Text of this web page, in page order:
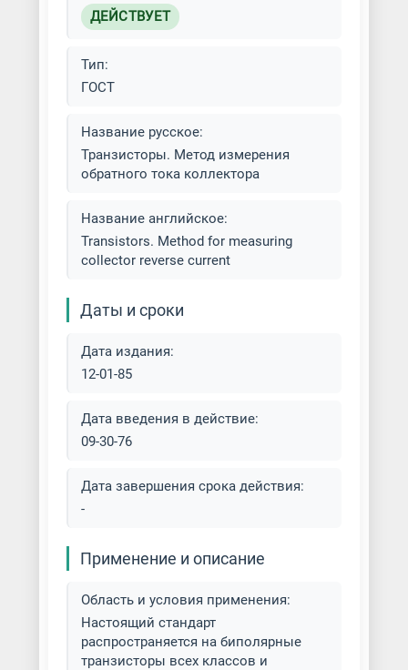
ДЕЙСТВУЕТ
Тип:
ГОСТ
Название русское:
Транзисторы. Метод измерения
обратного тока коллектора
Название английское:
Transistors. Method for measuring
collector reverse current
Даты и сроки
Дата издания:
12-01-85
Дата введения в действие:
09-30-76
Дата завершения срока действия:
-
Применение и описание
Область и условия применения:
Настоящий стандарт
распространяется на биполярные
транзисторы всех классов и